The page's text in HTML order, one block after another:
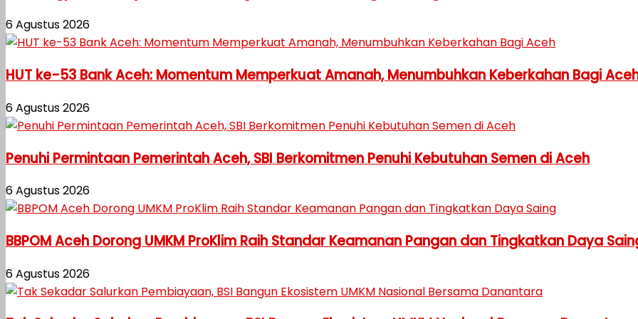
6 Agustus 2026
HUT ke-53 Bank Aceh: Momentum Memperkuat Amanah, Menumbuhkan Keberkahan Bagi
6 Agustus 2026
Penuhi Permintaan Pemerintah Aceh, SBI Berkomitmen Penuhi Kebutuhan Semen di Aceh
6 Agustus 2026
BBPOM Aceh Dorong UMKM ProKlim Raih Standar Keamanan Pangan dan Tingkatkan Daya
6 Agustus 2026